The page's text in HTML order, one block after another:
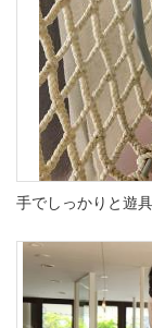
手でしっかりと遊